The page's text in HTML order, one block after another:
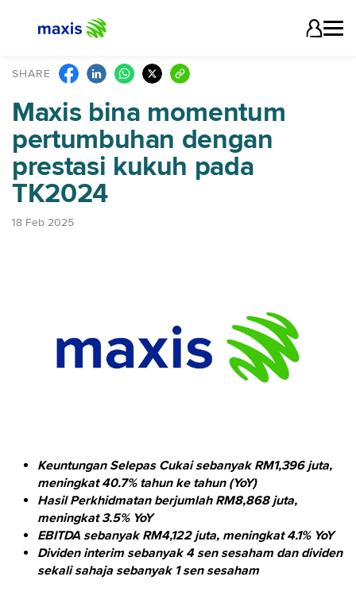
SHARE
Maxis bina momentum
pertumbuhan dengan
prestasi kukuh pada
TK2024
18 Feb 2025
Keuntungan Selepas Cukai sebanyak RM1,396 juta,
meningkat 40.7% tahun ke tahun (YoY)
Hasil Perkhidmatan berjumlah RM8,868 juta,
meningkat 3.5% YoY
EBITDA sebanyak RM4,122 juta, meningkat 4.1% YoY
Dividen interim sebanyak 4 sen sesaham dan dividen
sekali sahaja sebanyak 1 sen sesaham